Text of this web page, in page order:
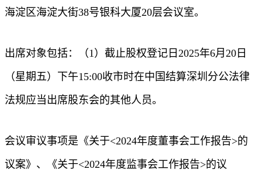
海淀区海淀大街38号银科大厦20层会议室。
出席对象包括：（1）截止股权登记日2025年6月20日
（星期五）下午15:00收市时在中国结算深圳分公法律
法规应当出席股东会的其他人员。
会议审议事项是《关于<2024年度董事会工作报告>的
议案》、《关于<2024年度监事会工作报告>的议